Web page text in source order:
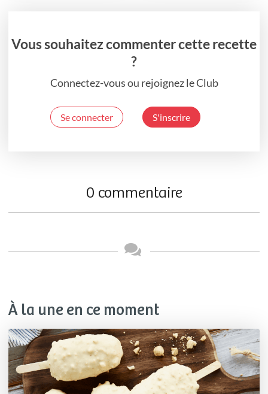
Vous souhaitez commenter cette recette
?
Connectez-vous ou rejoignez le Club
Se connecter S'inscrire
0 commentaire
À la une en ce moment